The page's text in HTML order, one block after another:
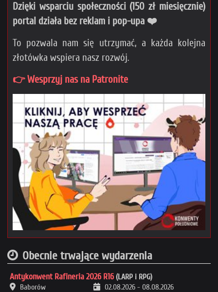
Dzięki wsparciu społeczności (150 zł miesięcznie)
portal działa bez reklam i pop-upa ❤️
To pozwala nam się utrzymać, a każda kolejna
złotówka wspiera nasz rozwój.
👉 Wesprzyj nas na Patronite
Obecnie trwające wydarzenia
Antykonwent Rafineria 2026 R16 (LARP i RPG)
Baborów
02.08.2026 - 08.08.2026